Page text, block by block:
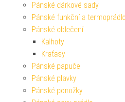
Pánské dárkové sady
Pánské funkční a termoprádlo
Pánské oblečení
Kalhoty
Kraťasy
Pánské papuče
Pánské plavky
Pánské ponožky